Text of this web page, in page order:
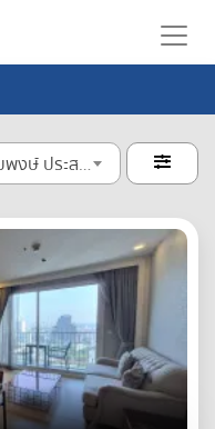
สุขุมวิท อโศก ทองหล่อ เอกมัย พร้อมพงษ์ ประสานมิตร 